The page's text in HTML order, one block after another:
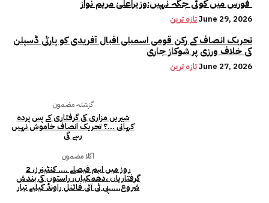
تازہ ترینJune 29, 2026
تحریک انصاف کے رکن قومی اسمبلی اقبال آفریدی کو پارٹی ڈسپلن
کی خلاف ورزی پر شوکاز جاری
تازہ ترینJune 27, 2026
گزشتہ مضمون
شیریں مزاری کی گرفتاری کے پس پردہ
کہانی …؟ تحریک انصاف خاموش نہیں
رہے گی
اگلا مضمون
2 روز میں اہم فیصلے …. کنٹینرز،
گرفتاریاں ،دھمکیاں، راستوں کی بندش
شروع…..پی ٹی آئی فائنل راونڈ کیلیے تیار